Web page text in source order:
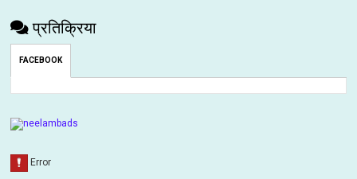
प्रतिक्रिया
FACEBOOK